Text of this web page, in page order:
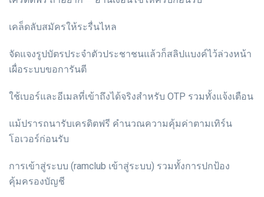
เคล็ดลับสมัครให้ระรื่นไหล
จัดแจงรูปบัตรประจำตัวประชาชนแล้วก็สลิปแบงค์ไว้ล่วงหน้า
เผื่อระบบขอการันตี
ใช้เบอร์และอีเมลที่เข้าถึงได้จริงสำหรับ OTP รวมทั้งแจ้งเตือน
แม้ปรารถนารับเครดิตฟรี คำนวณความคุ้มค่าตามเทิร์น
โอเวอร์ก่อนรับ
การเข้าสู่ระบบ (ramclub เข้าสู่ระบบ) รวมทั้งการปกป้อง
คุ้มครองบัญชี